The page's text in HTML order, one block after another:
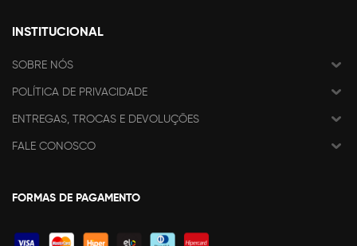
INSTITUCIONAL
SOBRE NÓS
POLÍTICA DE PRIVACIDADE
ENTREGAS, TROCAS E DEVOLUÇÕES
FALE CONOSCO
FORMAS DE PAGAMENTO